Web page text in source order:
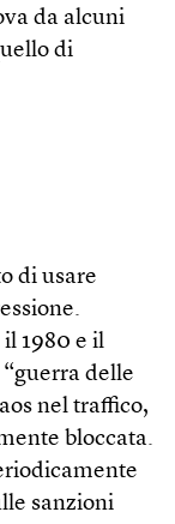
da alcuni
di
di usare
1980 e il
delle
nel traffico,
bloccata.
sanzioni